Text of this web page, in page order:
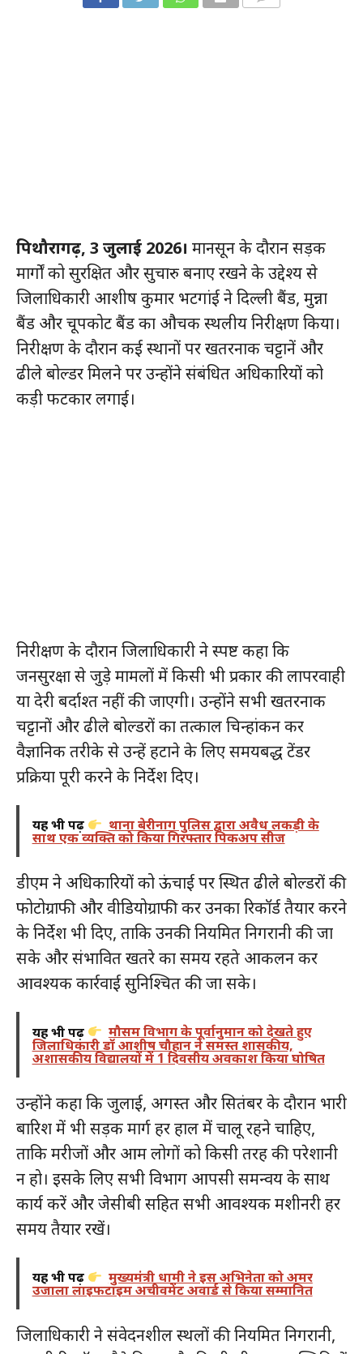
पिथौरागढ़, 3 जुलाई 2026। मानसून के दौरान सड़क
मार्गों को सुरक्षित और सुचारु बनाए रखने के उद्देश्य से
जिलाधिकारी आशीष कुमार भटगांई ने दिल्ली बैंड, मुन्ना
बैंड और चूपकोट बैंड का औचक स्थलीय निरीक्षण किया।
निरीक्षण के दौरान कई स्थानों पर खतरनाक चट्टानें और
ढीले बोल्डर मिलने पर उन्होंने संबंधित अधिकारियों को
कड़ी फटकार लगाई।
निरीक्षण के दौरान जिलाधिकारी ने स्पष्ट कहा कि
जनसुरक्षा से जुड़े मामलों में किसी भी प्रकार की लापरवाही
या देरी बर्दाश्त नहीं की जाएगी। उन्होंने सभी खतरनाक
चट्टानों और ढीले बोल्डरों का तत्काल चिन्हांकन कर
वैज्ञानिक तरीके से उन्हें हटाने के लिए समयबद्ध टेंडर
प्रक्रिया पूरी करने के निर्देश दिए।
यह भी पढ़ें थाना बेरीनाग पुलिस द्वारा अवैध लकड़ी के
साथ एक व्यक्ति को किया गिरफ्तार पिकअप सीज
डीएम ने अधिकारियों को ऊंचाई पर स्थित ढीले बोल्डरों की
फोटोग्राफी और वीडियोग्राफी कर उनका रिकॉर्ड तैयार करने
के निर्देश भी दिए, ताकि उनकी नियमित निगरानी की जा
सके और संभावित खतरे का समय रहते आकलन कर
आवश्यक कार्रवाई सुनिश्चित की जा सके।
यह भी पढ़ें मौसम विभाग के पूर्वानुमान को देखते हुए
जिलाधिकारी डॉ आशीष चौहान ने समस्त शासकीय,
अशासकीय विद्यालयों में 1 दिवसीय अवकाश किया घोषित
उन्होंने कहा कि जुलाई, अगस्त और सितंबर के दौरान भारी
बारिश में भी सड़क मार्ग हर हाल में चालू रहने चाहिए,
ताकि मरीजों और आम लोगों को किसी तरह की परेशानी
न हो। इसके लिए सभी विभाग आपसी समन्वय के साथ
कार्य करें और जेसीबी सहित सभी आवश्यक मशीनरी हर
समय तैयार रखें।
यह भी पढ़ें मुख्यमंत्री धामी ने इस अभिनेता को अमर
उजाला लाइफटाइम अचीवमेंट अवार्ड से किया सम्मानित
जिलाधिकारी ने संवेदनशील स्थलों की नियमित निगरानी,